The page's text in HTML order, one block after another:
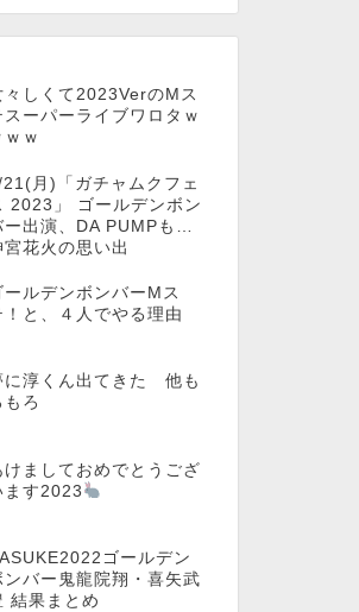
々しくて2023VerのMス
スーパーライブワロタｗ
ｗｗ
月)「ガチャムクフェ
2023」 ゴールデンボン
ー出演、DA PUMPも…
宮花火の思い出
ールデンボンバーMス
！と、４人でやる理由
に淳くん出てきた 他も
もろ
けましておめでとうござ
ます2023
ゴールデン
ンバー鬼龍院翔・喜矢武
結果まとめ